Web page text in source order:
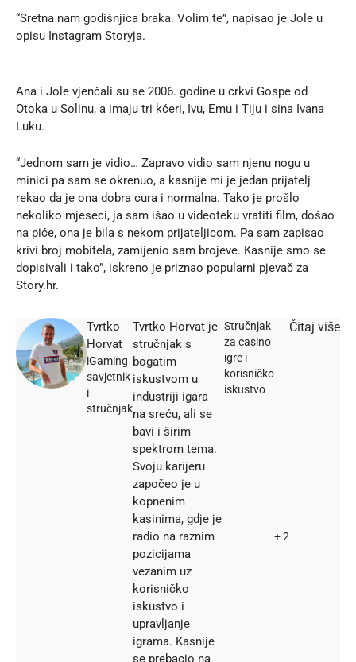
“Sretna nam godišnjica braka. Volim te”, napisao je Jole u
opisu Instagram Storyja.
Ana i Jole vjenčali su se 2006. godine u crkvi Gospe od
Otoka u Solinu, a imaju tri kćeri, Ivu, Emu i Tiju i sina Ivana
Luku.
“Jednom sam je vidio… Zapravo vidio sam njenu nogu u
minici pa sam se okrenuo, a kasnije mi je jedan prijatelj
rekao da je ona dobra cura i normalna. Tako je prošlo
nekoliko mjeseci, ja sam išao u videoteku vratiti film, došao
na piće, ona je bila s nekom prijateljicom. Pa sam zapisao
krivi broj mobitela, zamijenio sam brojeve. Kasnije smo se
dopisivali i tako”, iskreno je priznao popularni pjevač za
Story.hr.
Tvrtko
Horvat
iGaming
savjetnik
i
stručnjak
Tvrtko Horvat je
stručnjak s
bogatim
iskustvom u
industriji igara
na sreću, ali se
bavi i širim
spektrom tema.
Svoju karijeru
započeo je u
kopnenim
kasinima, gdje je
radio na raznim
pozicijama
vezanim uz
korisničko
iskustvo i
upravljanje
igrama. Kasnije
se prebacio na
Stručnjak
za casino
igre i
korisničko
iskustvo
+ 2
Čitaj više